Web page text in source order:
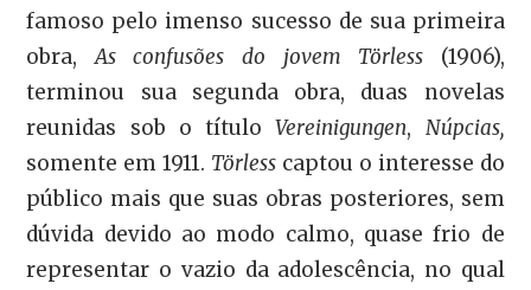
famoso pelo imenso sucesso de sua primeira
obra,As confusões do jovem Törless (1906),
terminou sua segunda obra, duas novelas
reunidas sob o títuloVereinigungen, Núpcias,
somente em 1911. Törless captou o interesse do
público mais que suas obras posteriores, sem
dúvida devido ao modo calmo, quase frio de
representar o vazio da adolescência, no qual